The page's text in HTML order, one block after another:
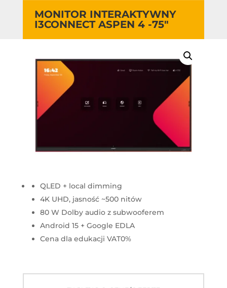
MONITOR INTERAKTYWNY
I3CONNECT ASPEN 4 -75″
QLED + local dimming
4K UHD, jasność ~500 nitów
80 W Dolby audio z subwooferem
Android 15 + Google EDLA
Cena dla edukacji VAT0%